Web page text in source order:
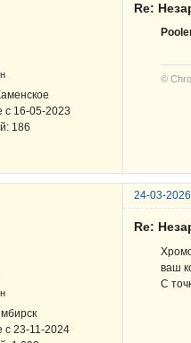
с 16-05-2023
186
Re:
©
24-03-
с 23-11-2024
Re:
ваш
С